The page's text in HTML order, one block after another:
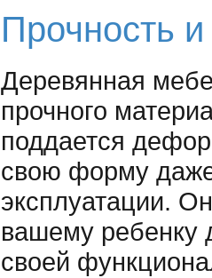
Прочность и
Деревянная
прочного
поддается
свою форму
эксплуатации.
вашему ребенку
своей